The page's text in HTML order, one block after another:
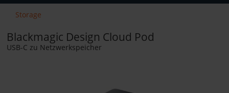
Storage
Blackmagic Design Cloud Pod
USB-C zu Netzwerkspeicher